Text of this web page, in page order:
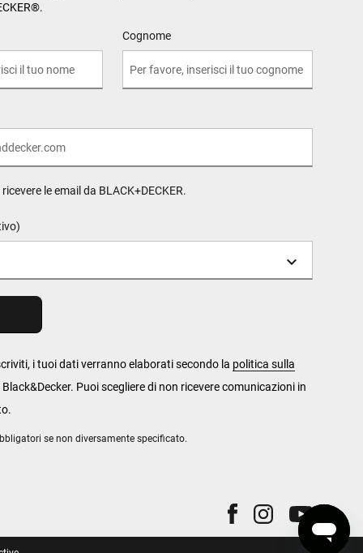
se non diversamente specificato.
Cognome
le email da BLACK+DECKER.
i tuoi dati verranno elaborati secondo la politica sulla
Puoi scegliere di non ricevere comunicazioni in